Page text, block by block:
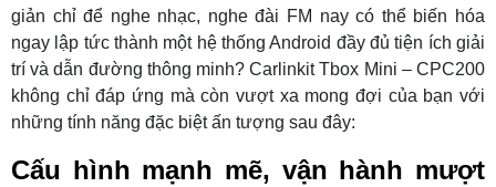
giản chỉ để nghe nhạc, nghe đài FM nay có thể biến hóa
ngay lập tức thành một hệ thống Android đầy đủ tiện ích giải
trí và dẫn đường thông minh? Carlinkit Tbox Mini – CPC200
không chỉ đáp ứng mà còn vượt xa mong đợi của bạn với
những tính năng đặc biệt ấn tượng sau đây:
Cấu hình mạnh mẽ, vận hành mượt